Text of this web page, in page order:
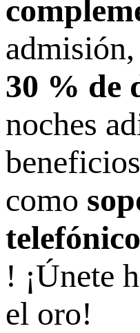
admisión,
30 % de
noches
como
! ¡Únete
el oro!